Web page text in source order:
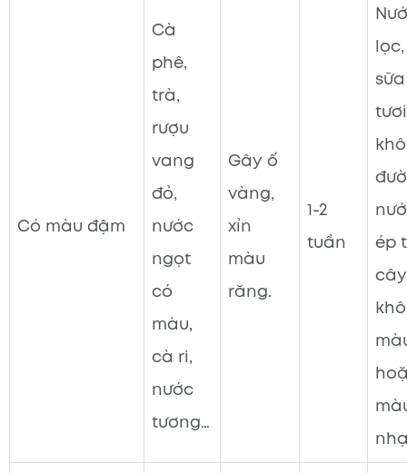
Có màu đậm
Cà
phê,
trà,
rượu
vang
đỏ,
nước
ngọt
có
màu,
cà ri,
nước
tương…
Gây ố
vàng,
xỉn
màu
răng.
1-2
tuần
lọc,
sữa
tươi
ép
cây